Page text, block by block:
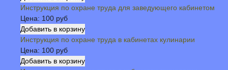
Инструкция по охране труда для заведующего кабинетом
Цена: 100 руб
Инструкция по охране труда в кабинетах кулинарии
Цена: 100 руб